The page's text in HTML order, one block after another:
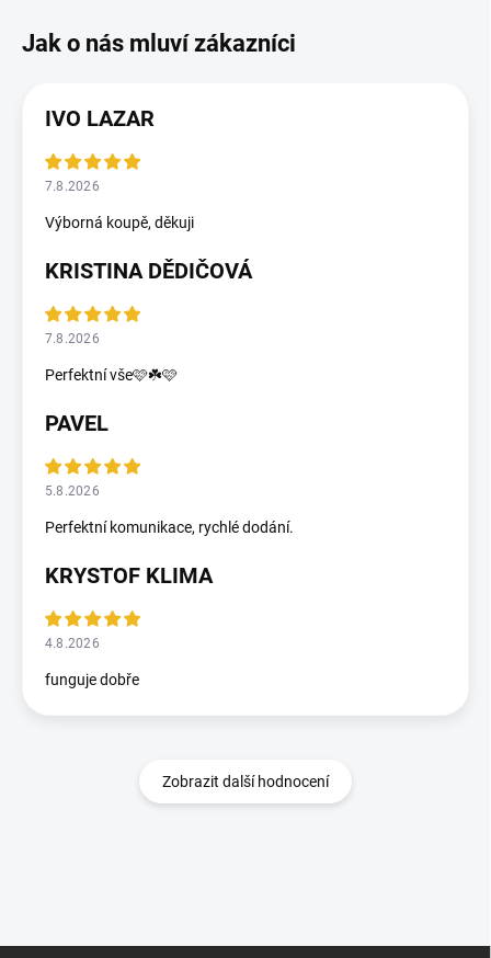
IVO LAZAR
7.8.2026
Výborná koupě, děkuji
KRISTINA DĚDIČOVÁ
7.8.2026
Perfektní vše🩷☘️🩷
PAVEL
5.8.2026
Perfektní komunikace, rychlé dodání.
KRYSTOF KLIMA
4.8.2026
funguje dobře
Zobrazit další hodnocení